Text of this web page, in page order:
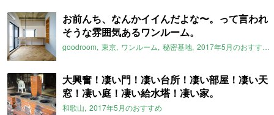
お前んち、なんかイイんだよな〜。って言われ
そうな雰囲気あるワンルーム。
goodroom 東京 ワンルーム 秘密基地 2017年5月のおすすめ
大興奮！凄い門！凄い台所！凄い部屋！凄い天
窓！凄い庭！凄い給水塔！凄い家。
和歌山 2017年5月のおすすめ